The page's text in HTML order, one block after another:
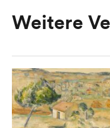
Weitere